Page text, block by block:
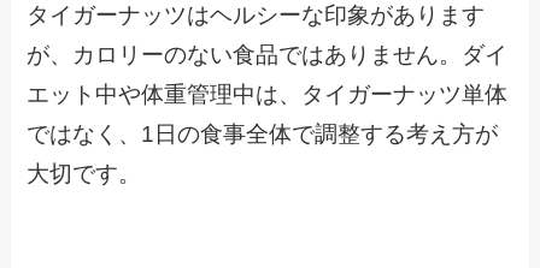
タイガーナッツはヘルシーな印象があります
が、カロリーのない食品ではありません。ダイ
エット中や体重管理中は、タイガーナッツ単体
ではなく、1日の食事全体で調整する考え方が
大切です。